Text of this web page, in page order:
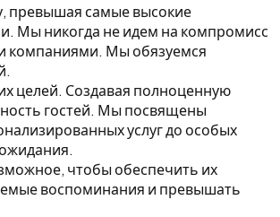
превышая самые высокие
Мы никогда не идем на компромисс
компаниями. Мы обязуемся
целей. Создавая полноценную
гостей. Мы посвящены
услуг до особых
чтобы обеспечить их
воспоминания и превышать